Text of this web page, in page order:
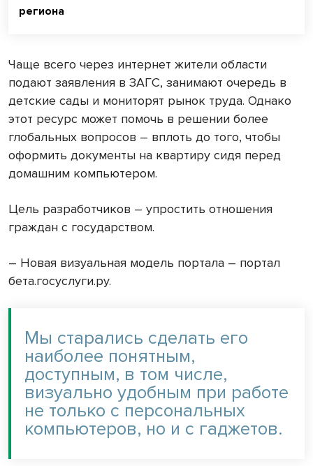
региона
Чаще всего через интернет жители области
подают заявления в ЗАГС, занимают очередь в
детские сады и мониторят рынок труда. Однако
этот ресурс может помочь в решении более
глобальных вопросов – вплоть до того, чтобы
оформить документы на квартиру сидя перед
домашним компьютером.
Цель разработчиков – упростить отношения
граждан с государством.
– Новая визуальная модель портала – портал
бета.госуслуги.ру.
Мы старались сделать его
наиболее понятным,
доступным, в том числе,
визуально удобным при работе
не только с персональных
компьютеров, но и с гаджетов.